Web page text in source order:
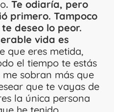
. Te odiaría, pero
primero. Tampoco
deseo lo peor.
vida es
que eres metida,
el tiempo te estás
sobran más que
que te vayas de
la única persona